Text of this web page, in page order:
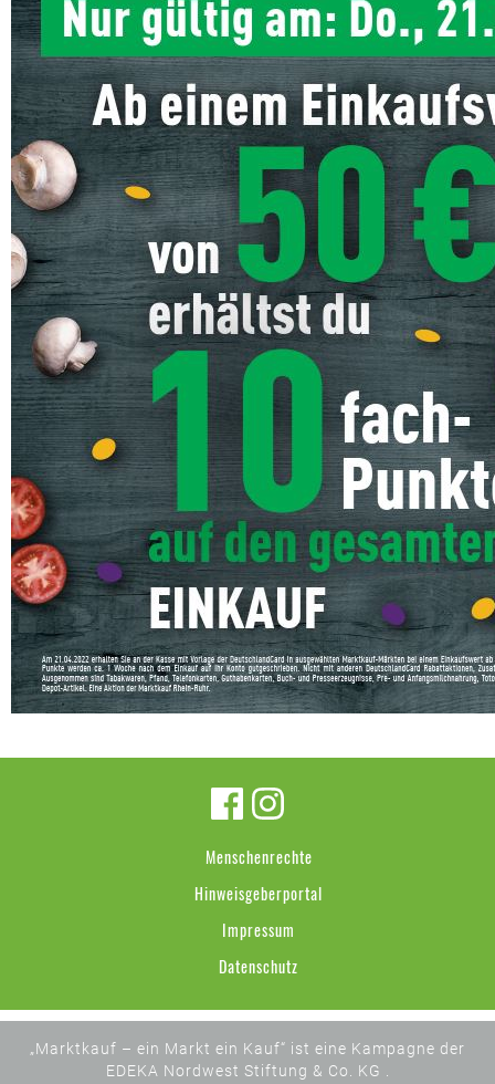
Menschenrechte
Hinweisgeberportal
Impressum
Datenschutz
„Marktkauf – ein Markt ein Kauf“ ist eine Kampagne der
EDEKA Nordwest Stiftung & Co. KG .